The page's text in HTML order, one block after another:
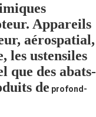
. Appareils
aérospatial,
les ustensiles
que des abats-
de profond-